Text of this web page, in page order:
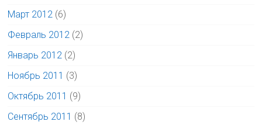
Март 2012 (6)
Февраль 2012 (2)
Январь 2012 (2)
Ноябрь 2011 (3)
Октябрь 2011 (9)
Сентябрь 2011 (8)